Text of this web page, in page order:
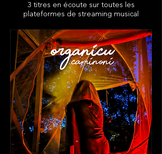
3 titres en écoute sur toutes les
plateformes de streaming musical